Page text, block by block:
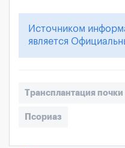
Источником
является
Трансплантация почки
Псориаз